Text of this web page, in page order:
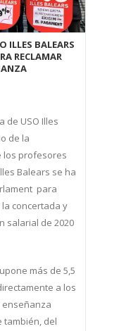
ILLES BALEARS
RECLAMAR
de USO Illes
de la
los profesores
Balears se ha
para
concertada y
salarial de 2020
más de 5,5
a los
enseñanza
también, del